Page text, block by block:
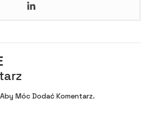
Móc Dodać Komentarz.